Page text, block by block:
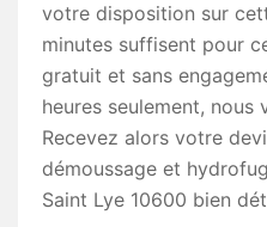
votre disposition sur
minutes suffisent pour
gratuit et sans
heures seulement, nous
Recevez alors votre
démoussage et
Saint Lye 10600 bien